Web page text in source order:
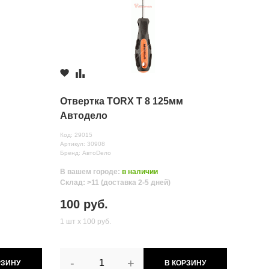
Отвертка TORX T 8 125мм
Автодело
Код: 29015
Артикул: 30908
Бренд: АвтоDело
В вашем городе: в наличии
Склад: >11 (доставка 2-5 дней)
100 руб.
1 шт х 100 руб.
- + В КОРЗИНУ